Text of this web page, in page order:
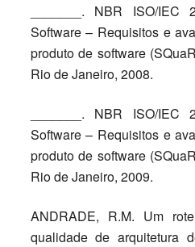
_______. NBR ISO/IEC
Software – Requisitos e
produto de software
Rio de Janeiro, 2008.
_______. NBR ISO/IEC
Software – Requisitos e
produto de software
Rio de Janeiro, 2009.
ANDRADE, R.M. Um
qualidade de arquitetura